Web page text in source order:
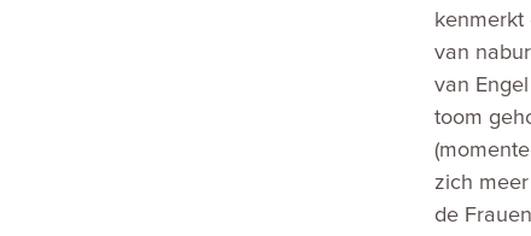
kenmerkt
van
van
toom
zich
de